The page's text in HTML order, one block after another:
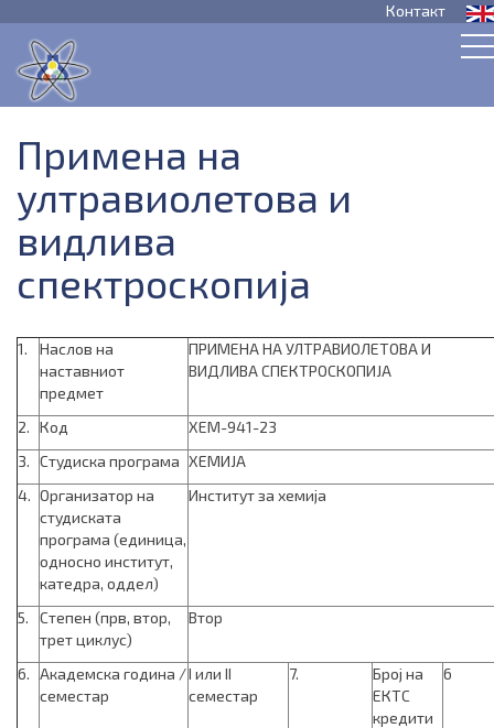
Контакт
Примена на
ултравиолетова и
видлива
спектроскопија
1.
Наслов на
наставниот
предмет
ПРИМЕНА НА УЛТРАВИОЛЕТОВА И
ВИДЛИВА СПЕКТРОСКОПИЈА
2. Код
ХЕМ-941-23
3. Студиска програма ХЕМИЈА
4. Организатор на
студиската
програма (единица,
односно институт,
катедра, оддел)
Институт за хемија
5.
Степен (прв, втор,
трет циклус)
Втор
6. Академска година /
семестар
I или II
семестар
7.
Број на
ЕКТС
кредити
6